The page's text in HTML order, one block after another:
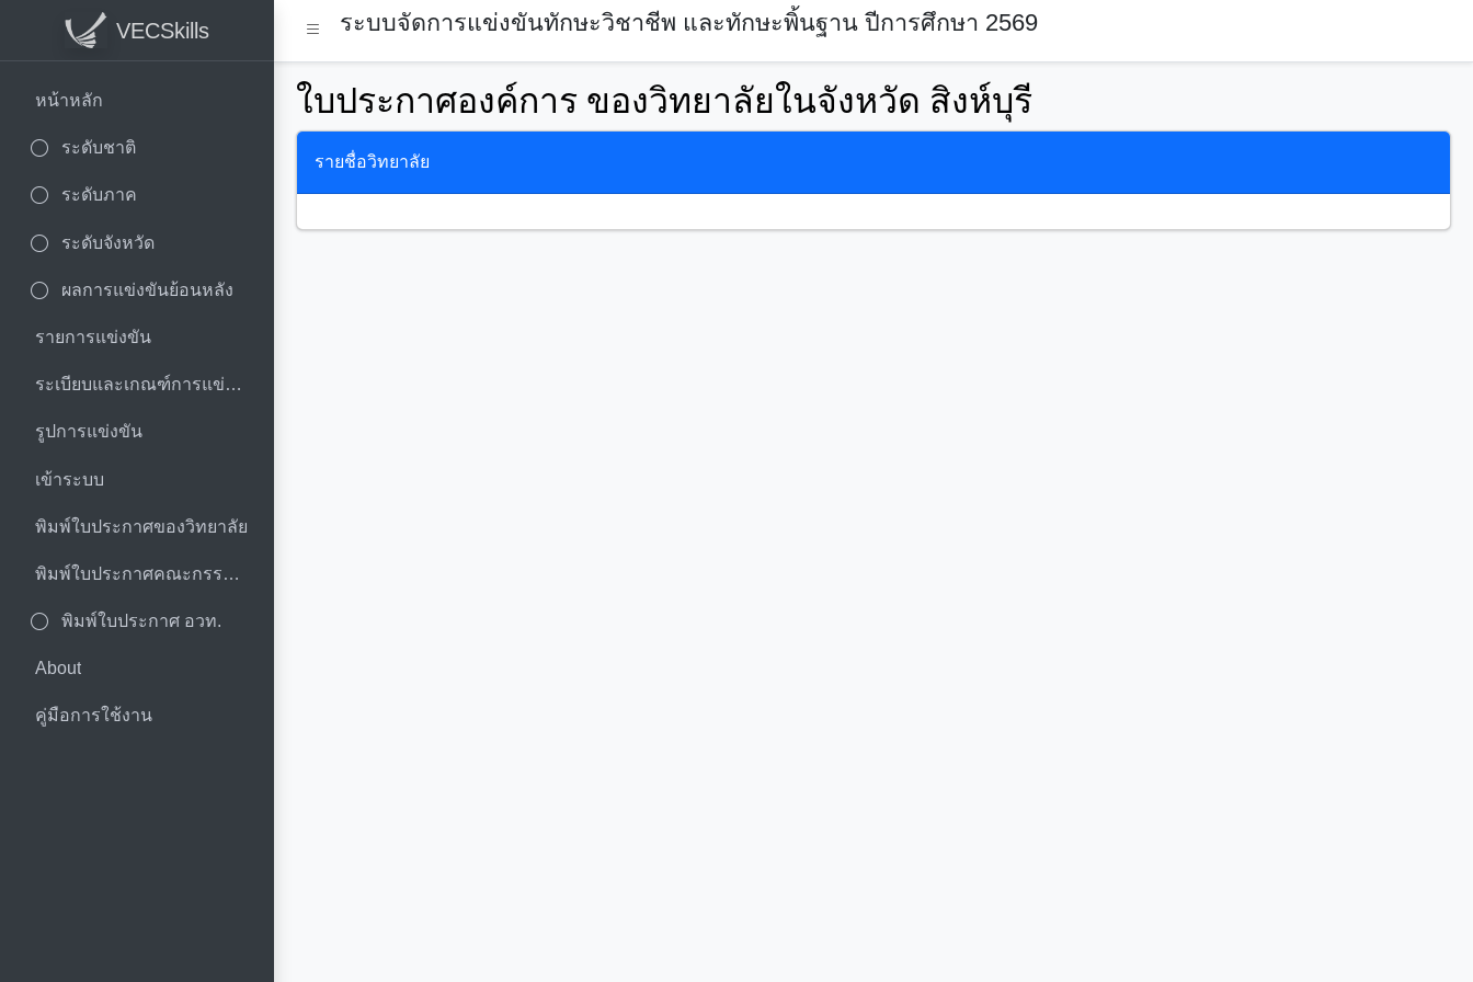
ระบบจัดการแข่งขันทักษะวิชาชีพ และทักษะพิ้นฐาน ปีการศึกษา 2569
VECSkills
หน้าหลัก
ระดับชาติ
ระดับภาค
ระดับจังหวัด
ผลการแข่งขันย้อนหลัง
รายการแข่งขัน
ระเบียบและเกณฑ์การแข่งขัน
รูปการแข่งขัน
เข้าระบบ
พิมพ์ใบประกาศของวิทยาลัย
พิมพ์ใบประกาศคณะกรรมการ
พิมพ์ใบประกาศ อวท.
About
คู่มือการใช้งาน
ใบประกาศองค์การ ของวิทยาลัยในจังหวัด สิงห์บุรี
รายชื่อวิทยาลัย